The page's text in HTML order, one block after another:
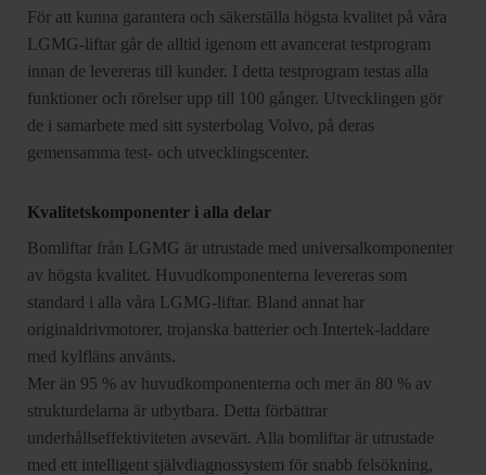
För att kunna garantera och säkerställa högsta kvalitet på våra
LGMG-liftar går de alltid igenom ett avancerat testprogram
innan de levereras till kunder. I detta testprogram testas alla
funktioner och rörelser upp till 100 gånger. Utvecklingen gör
de i samarbete med sitt systerbolag Volvo, på deras
gemensamma test- och utvecklingscenter.
Kvalitetskomponenter i alla delar
Bomliftar från LGMG är utrustade med universalkomponenter
av högsta kvalitet. Huvudkomponenterna levereras som
standard i alla våra LGMG-liftar. Bland annat har
originaldrivmotorer, trojanska batterier och Intertek-laddare
med kylfläns använts.
Mer än 95 % av huvudkomponenterna och mer än 80 % av
strukturdelarna är utbytbara. Detta förbättrar
underhållseffektiviteten avsevärt. Alla bomliftar är utrustade
med ett intelligent självdiagnossystem för snabb felsökning,